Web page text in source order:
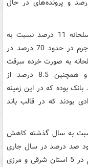
اخلاقی 18 درصد، سایر موارد 8.7 درصد و پرونده‌های در حال
سرهنگ مصطفایی در ادامه افزود: سرقت مسلحانه 11 درصد نسبت به
سال گذشته کاهش داشته که کشفیات این جرم در حدود 70 درصد در
مسلحانه به صورت خرده سرقت
بوده است و ارزش مالی آنچنانی نداشته و همچنین 8.5 درصد از
بوده که در این زمینه
بودند که در قالب باند
داد: آدم‌ربایی 18 درصد نسبت به سال گذشته کاهش
صد درصد در سال جاری
بوده است و حدود 60 درصد از وقوع این جرم در 5 استان شرقی و مرزی